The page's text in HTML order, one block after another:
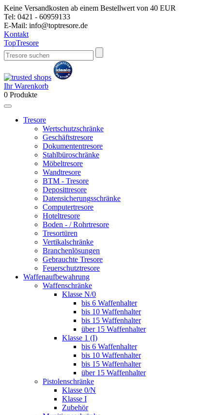
Keine Versandkosten ab einem Bestellwert von 40 EUR
Tel: 0421 - 60959133
E-Mail: info@toptresore.de
Kontakt
TopTresore
Ihr Warenkorb
0 Produkte
Tresore
Wertschutzschränke
Geschäftstresore
Dokumententresore
Stahlbüroschränke
Möbeltresore
Wandtresore
BTM - Tresore
Deposittresore
Datensicherungsschränke
Computertresore
Hoteltresore
Boden - / Rohrtresore
Tresortüren
Vertikalschränke
Branchenlösungen
Gebrauchte Tresore
Feuerschutztresore
Waffenaufbewahrung
Waffenschränke
Klasse N/0
bis 6 Waffenhalter
bis 10 Waffenhalter
bis 15 Waffenhalter
über 15 Waffenhalter
Klasse 1 (I)
bis 6 Waffenhalter
bis 10 Waffenhalter
bis 15 Waffenhalter
über 15 Waffenhalter
Pistolenschränke
Klasse 0/N
Klasse I
Zubehör